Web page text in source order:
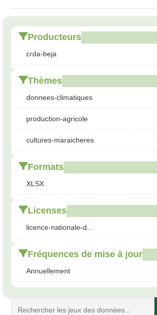
Producteurs
crda-beja
Thèmes
donnees-climatiques
production-agricole
cultures-maraicheres
Formats
XLSX
Licenses
licence-nationale-d...
Fréquences de mise à jour
Annuellement